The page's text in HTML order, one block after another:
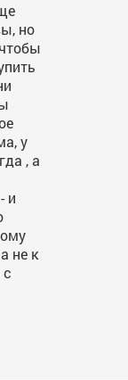
но
у
, а
и
не к